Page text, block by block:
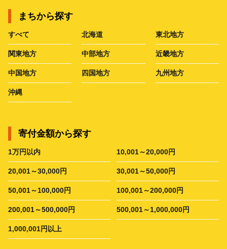
まちから探す
すべて 北海道 東北地方
関東地方 中部地方 近畿地方
中国地方 四国地方 九州地方
沖縄
寄付金額から探す
1万円以内 10,001～20,000円
20,001～30,000円 30,001～50,000円
50,001～100,000円 100,001～200,000円
200,001～500,000円 500,001～1,000,000円
1,000,001円以上